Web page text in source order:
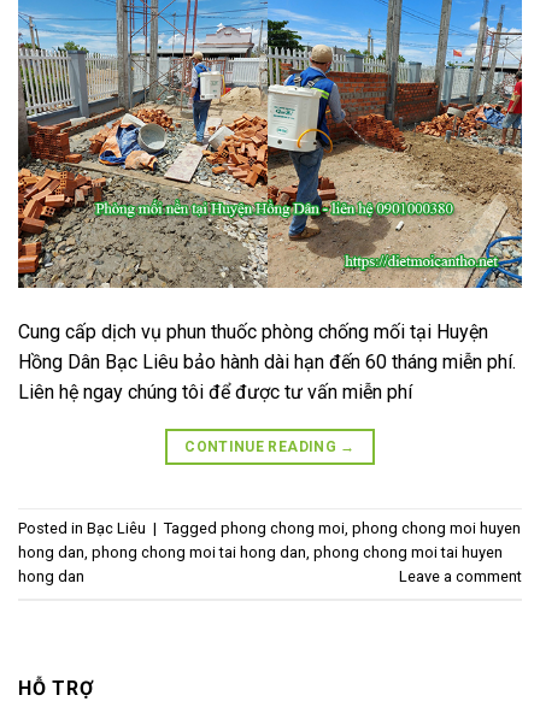
Cung cấp dịch vụ phun thuốc phòng chống mối tại Huyện
Hồng Dân Bạc Liêu bảo hành dài hạn đến 60 tháng miễn phí.
Liên hệ ngay chúng tôi để được tư vấn miễn phí
CONTINUE READING →
Posted in Bạc Liêu | Tagged phong chong moi, phong chong moi huyen
hong dan, phong chong moi tai hong dan, phong chong moi tai huyen
hong dan
Leave a comment
HỖ TRỢ